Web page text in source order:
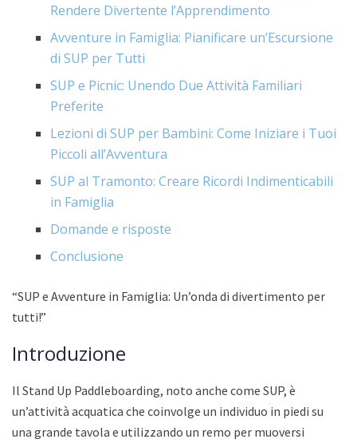
Rendere Divertente l’Apprendimento
Avventure in Famiglia: Pianificare un’Escursione
di SUP per Tutti
SUP e Picnic: Unendo Due Attività Familiari
Preferite
Lezioni di SUP per Bambini: Come Iniziare i Tuoi
Piccoli all’Avventura
SUP al Tramonto: Creare Ricordi Indimenticabili
in Famiglia
Domande e risposte
Conclusione
“SUP e Avventure in Famiglia: Un’onda di divertimento per
tutti!”
Introduzione
Il Stand Up Paddleboarding, noto anche come SUP, è
un’attività acquatica che coinvolge un individuo in piedi su
una grande tavola e utilizzando un remo per muoversi